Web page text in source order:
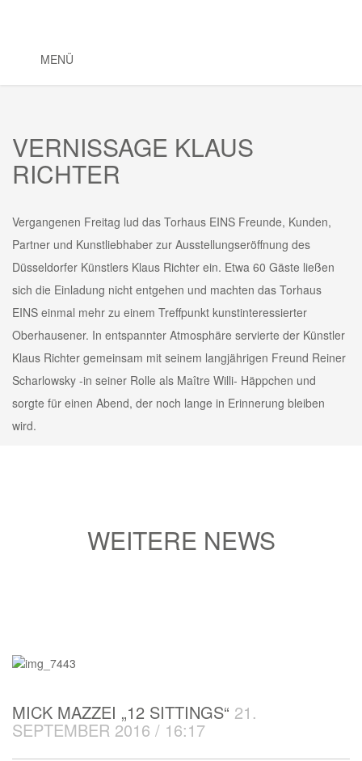
MENÜ
VERNISSAGE KLAUS
RICHTER
Vergangenen Freitag lud das Torhaus EINS Freunde, Kunden,
Partner und Kunstliebhaber zur Ausstellungseröffnung des
Düsseldorfer Künstlers Klaus Richter ein. Etwa 60 Gäste ließen
sich die Einladung nicht entgehen und machten das Torhaus
EINS einmal mehr zu einem Treffpunkt kunstinteressierter
Oberhausener. In entspannter Atmosphäre servierte der Künstler
Klaus Richter gemeinsam mit seinem langjährigen Freund Reiner
Scharlowsky -in seiner Rolle als Maître Willi- Häppchen und
sorgte für einen Abend, der noch lange in Erinnerung bleiben
wird.
WEITERE NEWS
MICK MAZZEI „12 SITTINGS“ 21.
SEPTEMBER 2016 / 16:17